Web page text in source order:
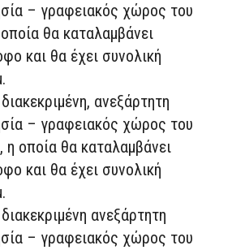
– γραφειακός χώρος του
θα καταλαμβάνει
και θα έχει συνολική
ανεξάρτητη
– γραφειακός χώρος του
οποία θα καταλαμβάνει
και θα έχει συνολική
ανεξάρτητη
– γραφειακός χώρος του